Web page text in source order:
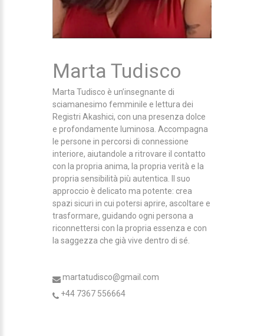
Marta Tudisco
Marta Tudisco è un’insegnante di
sciamanesimo femminile e lettura dei
Registri Akashici, con una presenza dolce
e profondamente luminosa. Accompagna
le persone in percorsi di connessione
interiore, aiutandole a ritrovare il contatto
con la propria anima, la propria verità e la
propria sensibilità più autentica. Il suo
approccio è delicato ma potente: crea
spazi sicuri in cui potersi aprire, ascoltare e
trasformare, guidando ogni persona a
riconnettersi con la propria essenza e con
la saggezza che già vive dentro di sé.
martatudisco@gmail.com
+44 7367 556664